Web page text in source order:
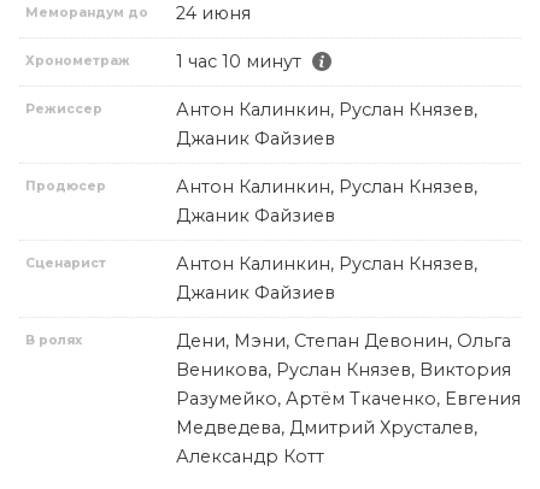
Меморандум до 24 июня
Хронометраж 1 час 10 минут
Режиссер
Антон Калинкин, Руслан Князев,
Джаник Файзиев
Продюсер
Антон Калинкин, Руслан Князев,
Джаник Файзиев
Сценарист
Антон Калинкин, Руслан Князев,
Джаник Файзиев
В ролях
Дени, Мэни, Степан Девонин, Ольга
Веникова, Руслан Князев, Виктория
Разумейко, Артём Ткаченко, Евгения
Медведева, Дмитрий Хрусталев,
Александр Котт